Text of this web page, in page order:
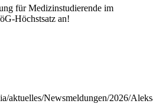
für Medizinstudierende im
Höchstsatz an!
aktuelles/Newsmeldungen/2026/